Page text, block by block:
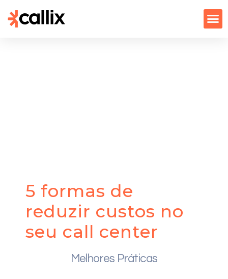
5 formas de
reduzir custos no
seu call center
Melhores Práticas